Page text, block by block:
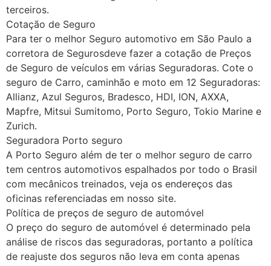
terceiros.
Cotação de Seguro
Para ter o melhor Seguro automotivo em São Paulo a
corretora de Segurosdeve fazer a cotação de Preços
de Seguro de veículos em várias Seguradoras. Cote o
seguro de Carro, caminhão e moto em 12 Seguradoras:
Allianz, Azul Seguros, Bradesco, HDI, ION, AXXA,
Mapfre, Mitsui Sumitomo, Porto Seguro, Tokio Marine e
Zurich.
Seguradora Porto seguro
A Porto Seguro além de ter o melhor seguro de carro
tem centros automotivos espalhados por todo o Brasil
com mecânicos treinados, veja os endereços das
oficinas referenciadas em nosso site.
Política de preços de seguro de automóvel
O preço do seguro de automóvel é determinado pela
análise de riscos das seguradoras, portanto a política
de reajuste dos seguros não leva em conta apenas